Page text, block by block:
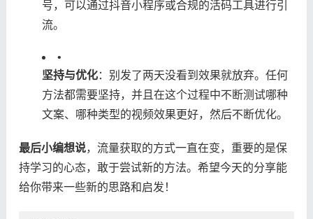
号，可以通过抖音小程序或合规的活码工具进行引
流。
•
​坚持与优化​​：别发了两天没看到效果就放弃。任何
方法都需要坚持，并且在这个过程中不断测试哪种
文案、哪种类型的视频效果更好，然后不断优化。
​最后小编想说​​，流量获取的方式一直在变，重要的是保
持学习的心态，敢于尝试新的方法。希望今天的分享能
给你带来一些新的思路和启发！